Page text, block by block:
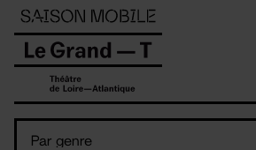
Panneau de gestion des cookies